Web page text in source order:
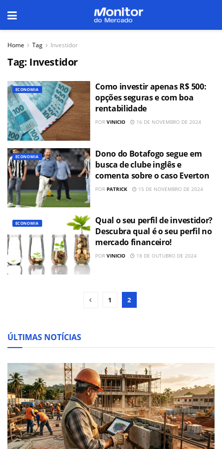
Home Tag Investidor
Tag: Investidor
ECONOMIA
Como investir apenas R$ 500:
opções seguras e com boa
rentabilidade
POR VINICIO 16 DE NOVEMBRO DE 2024
ECONOMIA
Dono do Botafogo segue em
busca de clube inglês e
comenta sobre o caso Everton
POR PATRICK 15 DE NOVEMBRO DE 2024
ECONOMIA
Qual o seu perfil de investidor?
Descubra qual é o seu perfil no
mercado financeiro!
POR VINICIO 18 DE OUTUBRO DE 2024
1 2
ÚLTIMAS NOTÍCIAS